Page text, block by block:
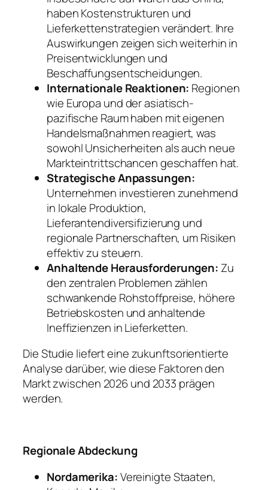
haben Kostenstrukturen und
Lieferkettenstrategien verändert. Ihre
Auswirkungen zeigen sich weiterhin in
Preisentwicklungen und
Beschaffungsentscheidungen.
Internationale Reaktionen: Regionen
wie Europa und der asiatisch-
pazifische Raum haben mit eigenen
Handelsmaßnahmen reagiert, was
sowohl Unsicherheiten als auch neue
Markteintrittschancen geschaffen hat.
Strategische Anpassungen:
Unternehmen investieren zunehmend
in lokale Produktion,
Lieferantendiversifizierung und
regionale Partnerschaften, um Risiken
effektiv zu steuern.
Anhaltende Herausforderungen: Zu
den zentralen Problemen zählen
schwankende Rohstoffpreise, höhere
Betriebskosten und anhaltende
Ineffizienzen in Lieferketten.
Die Studie liefert eine zukunftsorientierte
Analyse darüber, wie diese Faktoren den
Markt zwischen 2026 und 2033 prägen
werden.
Regionale Abdeckung
Nordamerika:Vereinigte Staaten,